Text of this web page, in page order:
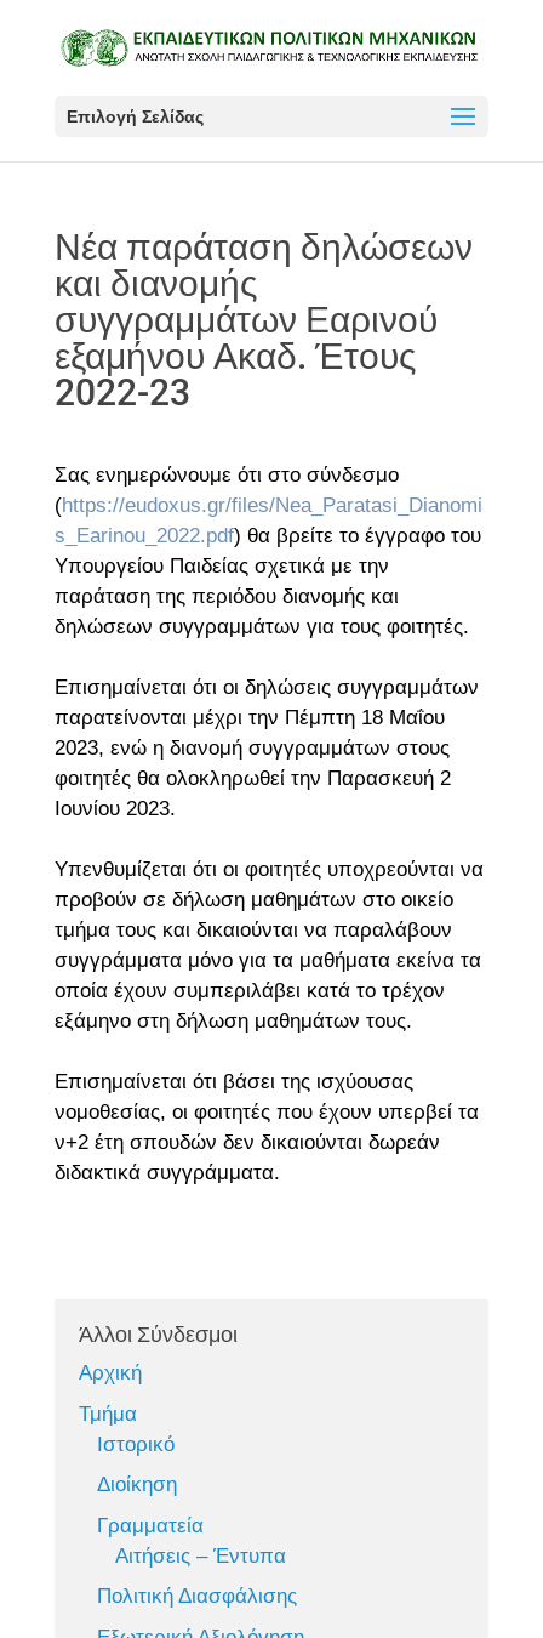
Επιλογή Σελίδας
Νέα παράταση δηλώσεων
και διανομής
συγγραμμάτων Εαρινού
εξαμήνου Ακαδ. Έτους
2022-23
Σας ενημερώνουμε ότι στο σύνδεσμο
(https://eudoxus.gr/files/Nea_Paratasi_Dianomi
s_Earinou_2022.pdf) θα βρείτε το έγγραφο του
Υπουργείου Παιδείας σχετικά με την
παράταση της περιόδου διανομής και
δηλώσεων συγγραμμάτων για τους φοιτητές.
Επισημαίνεται ότι οι δηλώσεις συγγραμμάτων
παρατείνονται μέχρι την Πέμπτη 18 Μαΐου
2023, ενώ η διανομή συγγραμμάτων στους
φοιτητές θα ολοκληρωθεί την Παρασκευή 2
Ιουνίου 2023.
Υπενθυμίζεται ότι οι φοιτητές υποχρεούνται να
προβούν σε δήλωση μαθημάτων στο οικείο
τμήμα τους και δικαιούνται να παραλάβουν
συγγράμματα μόνο για τα μαθήματα εκείνα τα
οποία έχουν συμπεριλάβει κατά το τρέχον
εξάμηνο στη δήλωση μαθημάτων τους.
Επισημαίνεται ότι βάσει της ισχύουσας
νομοθεσίας, οι φοιτητές που έχουν υπερβεί τα
ν+2 έτη σπουδών δεν δικαιούνται δωρεάν
διδακτικά συγγράμματα.
Άλλοι Σύνδεσμοι
Αρχική
Τμήμα
Ιστορικό
Διοίκηση
Γραμματεία
Αιτήσεις – Έντυπα
Πολιτική Διασφάλισης